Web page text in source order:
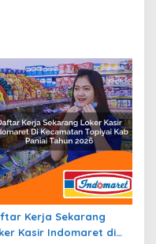
Kerja Sekarang
Kasir Indomaret di